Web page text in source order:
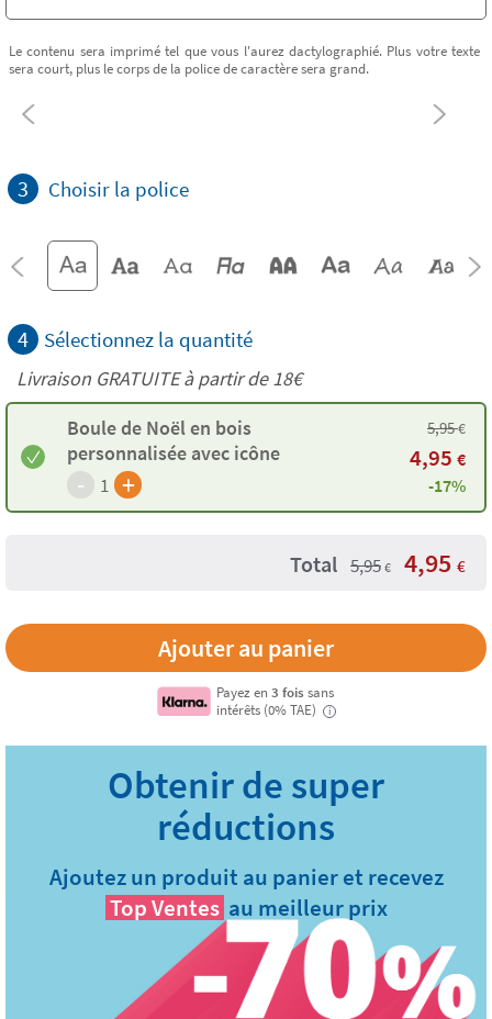
Le contenu sera imprimé tel que vous l'aurez dactylographié. Plus votre texte
sera court, plus le corps de la police de caractère sera grand.
3 Choisir la police
4 Sélectionnez la quantité
Livraison GRATUITE à partir de18€
Boule de Noël en bois
personnalisée avec icône
- 1 +
5,95€
4,95 €
-17%
Total 5,95 € 4,95 €
Payez en 3 fois sans
intérêts (0% TAE)
i
Ajoutez un produit au panier et recevez
Top Ventes au meilleur prix